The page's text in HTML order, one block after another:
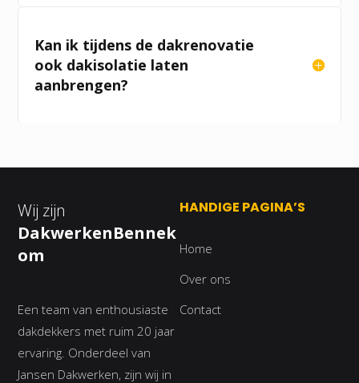
Kan ik tijdens de dakrenovatie
ook dakisolatie laten
aanbrengen?
Wij zijn
DakwerkenBennek
om
Een team van enthousiaste
dakdekkers met ruim 20 jaar
ervaring. Onderdeel van
Jansen Dakwerken, zijn wij in
HANDIGE PAGINA’S
Home
Over ons
Contact